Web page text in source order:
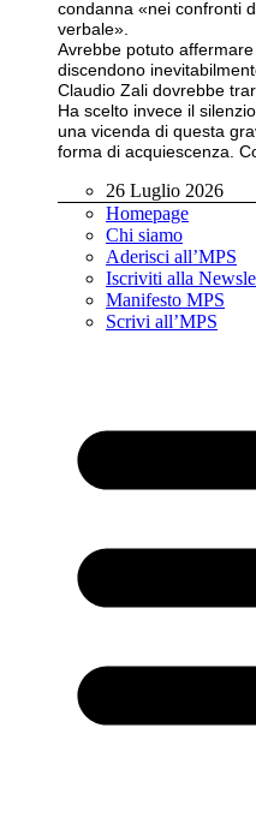
condanna «nei confronti
verbale».
Avrebbe potuto
discendono
Claudio Zali dovrebbe
Ha scelto invece il
una vicenda di questa
forma di acquiescenza.
26 Luglio 2026
Homepage
Chi siamo
Aderisci all’MPS
Iscriviti alla
Manifesto MPS
Scrivi all’MPS